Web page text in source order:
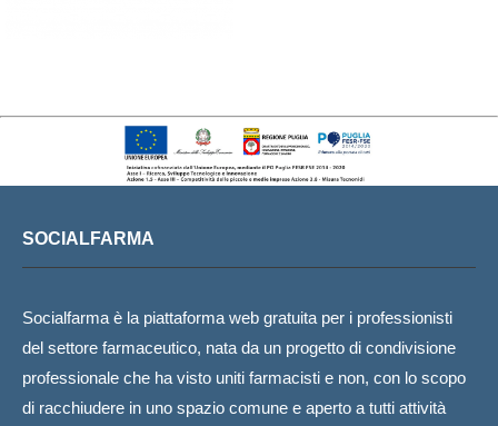
SOCIALFARMA
Socialfarma è la piattaforma web gratuita per i professionisti
del settore farmaceutico, nata da un progetto di condivisione
professionale che ha visto uniti farmacisti e non, con lo scopo
di racchiudere in uno spazio comune e aperto a tutti attività